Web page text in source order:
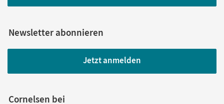
Newsletter abonnieren
Jetzt anmelden
Cornelsen bei